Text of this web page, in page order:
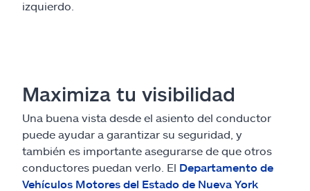
izquierdo.
Maximiza tu visibilidad
Una buena vista desde el asiento del conductor
puede ayudar a garantizar su seguridad, y
también es importante asegurarse de que otros
conductores puedan verlo. El Departamento de
Vehículos Motores del Estado de Nueva York